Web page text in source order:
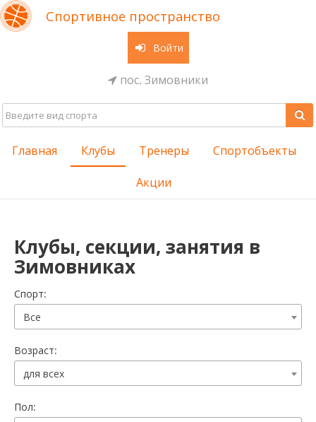
Спортивное пространство
Войти
пос. Зимовники
Главная Клубы Тренеры Спортобъекты
Акции
Клубы, секции, занятия в
Зимовниках
Cпорт:
Все
Возраст:
для всех
Пол: